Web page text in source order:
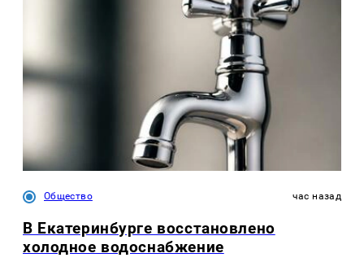
Общество час назад
В Екатеринбурге восстановлено
холодное водоснабжение